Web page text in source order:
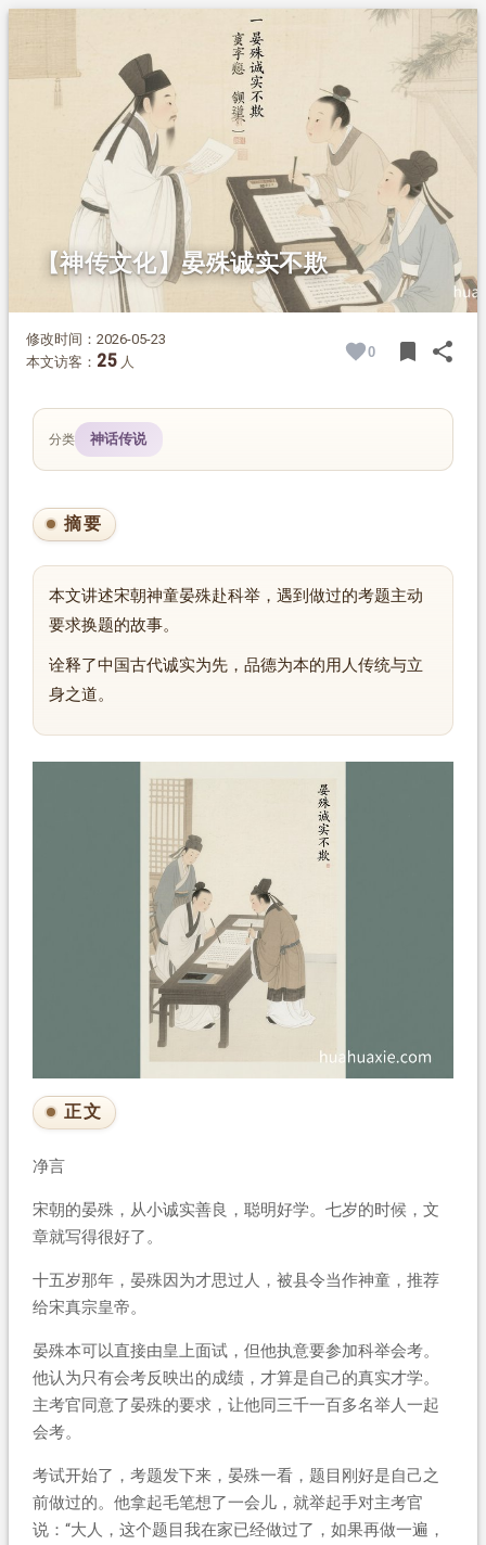
【神传文化】晏殊诚实不欺
修改时间：2026-05-23
本文访客： 25 人
0 bookmark share
分类 神话传说
摘要
本文讲述宋朝神童晏殊赴科举，遇到做过的考题主动
要求换题的故事。
诠释了中国古代诚实为先，品德为本的用人传统与立
身之道。
正文
净言
宋朝的晏殊，从小诚实善良，聪明好学。七岁的时候，文
章就写得很好了。
十五岁那年，晏殊因为才思过人，被县令当作神童，推荐
给宋真宗皇帝。
晏殊本可以直接由皇上面试，但他执意要参加科举会考。
他认为只有会考反映出的成绩，才算是自己的真实才学。
主考官同意了晏殊的要求，让他同三千一百多名举人一起
会考。
考试开始了，考题发下来，晏殊一看，题目刚好是自己之
前做过的。他拿起毛笔想了一会儿，就举起手对主考官
说：“大人，这个题目我在家已经做过了，如果再做一遍，